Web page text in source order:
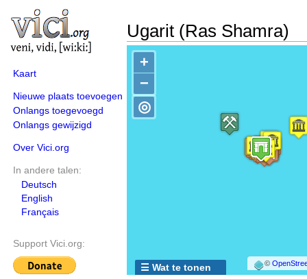
Kaart
Nieuwe plaats toevoegen
Onlangs toegevoegd
Onlangs gewijzigd
Over Vici.org
In andere talen:
Deutsch
English
Français
Support Vici.org:
Ugarit (Ras Shamra)
+
−
©
◎
☰ Wat te tonen